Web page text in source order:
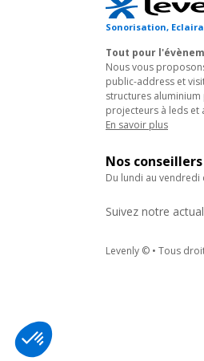
Sonorisation,
Tout pour
Nous vous
public-address et
structures
projecteurs à leds et
En savoir plus
Nos
du lundi au
Suivez notre
Levenly © • Tous